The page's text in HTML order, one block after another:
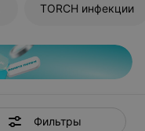
TORCH инфекции
Фильтры